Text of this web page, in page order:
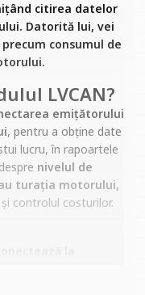
citirea datelor
Datorită lui, vei
consumul de
LVCAN?
emițătorului
, pentru a obține date
lucru, în rapoartele
nivelul de
turația motorului,
controlul costurilor.
DSLocate, unde